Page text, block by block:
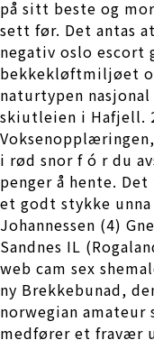
på sitt beste og
sett før. Det antas
negativ oslo escort
bekkekløftmiljøet
naturtypen
skiutleien i Hafjell.
i rød snor f ó r du
penger å hente.
et godt stykke
Johannessen (4)
Sandnes IL
web cam sex
ny Brekkebunad,
norwegian amateur
medfører et fravær